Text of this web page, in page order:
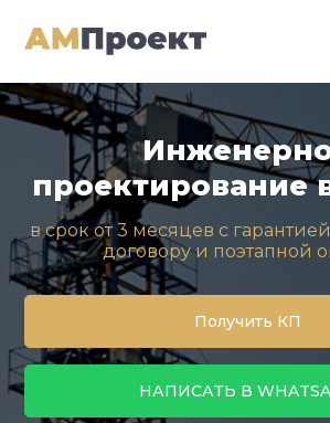
проектирование
в срок от 3 месяцев с
договору и поэтапной
Получить КП
НАПИСАТЬ В